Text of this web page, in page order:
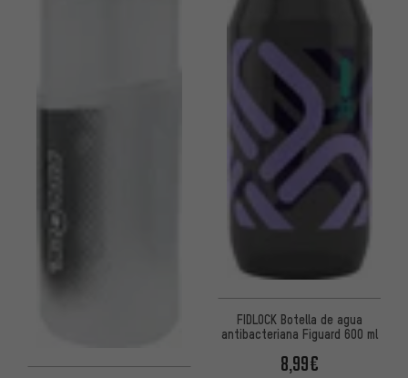
FIDLOCK Botella de agua
antibacteriana Figuard 600 ml
8,99€